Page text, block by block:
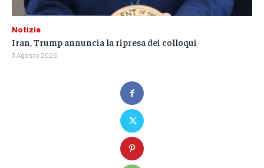
Notizie
Iran, Trump annuncia la ripresa dei colloqui
3 Agosto 2026